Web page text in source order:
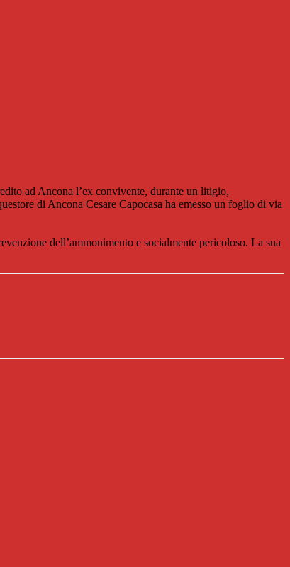
ad Ancona l’ex convivente, durante un litigio,
di Ancona Cesare Capocasa ha emesso un foglio di via
dell’ammonimento e socialmente pericoloso. La sua